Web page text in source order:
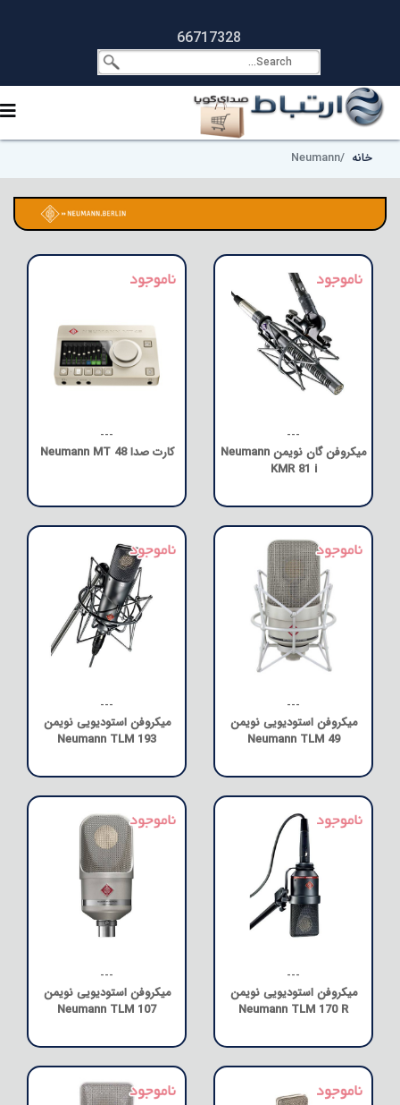
66717328
خانه Neumann
---
میکروفن گان نویمن Neumann
KMR 81 i
---
کارت صدا Neumann MT 48
---
میکروفن استودیویی نویمن
Neumann TLM 49
---
میکروفن استودیویی نویمن
Neumann TLM 193
---
میکروفن استودیویی نویمن
Neumann TLM 170 R
---
میکروفن استودیویی نویمن
Neumann TLM 107